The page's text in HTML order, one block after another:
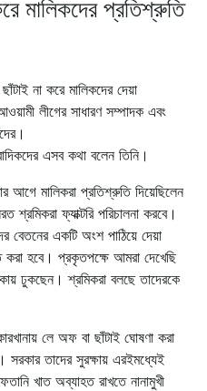
মালিকদের প্রতিশ্রুতি
না করে মালিকদের দেয়া
লীগের সাধারণ সম্পাদক এবং
এসব কথা বলেন তিনি।
আগে মালিকরা প্রতিশ্রুতি দিয়েছিলেন
শ্রমিকরা ফ্যাক্টরি পরিচালনা করবে।
বেতনের একটি অংশ পাঠিয়ে দেয়া
হবে। প্রকৃতপক্ষে আমরা দেখেছি
ঢুকছেন। শ্রমিকরা বলছে তাদেরকে
লে অফ বা ছাঁটাই ঘোষণা করা
তাদের সুরক্ষায় এরইমধ্যেই
খাত অব্যাহত রাখতে নানামুখী